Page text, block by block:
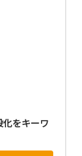
をキーワ